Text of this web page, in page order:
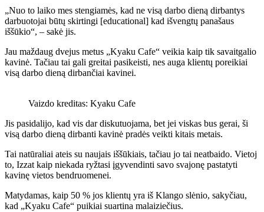
„Nuo to laiko mes stengiamės, kad ne visą darbo dieną dirbantys
darbuotojai būtų skirtingi [educational] kad išvengtų panašaus
iššūkio“, – sakė jis.
Jau maždaug dvejus metus „Kyaku Cafe“ veikia kaip tik savaitgalio
kavinė. Tačiau tai gali greitai pasikeisti, nes auga klientų poreikiai
visą darbo dieną dirbančiai kavinei.
Vaizdo kreditas: Kyaku Cafe
Jis pasidalijo, kad vis dar diskutuojama, bet jei viskas bus gerai, ši
visą darbo dieną dirbanti kavinė pradės veikti kitais metais.
Tai natūraliai ateis su naujais iššūkiais, tačiau jo tai neatbaido. Vietoj
to, Izzat kaip niekada ryžtasi įgyvendinti savo svajonę pastatyti
kavinę vietos bendruomenei.
Matydamas, kaip 50 % jos klientų yra iš Klango slėnio, sakyčiau,
kad „Kyaku Cafe“ puikiai suartina malaiziečius.